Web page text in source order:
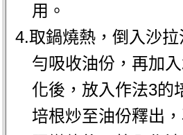
用。
4.取鍋燒熱，倒入沙
勻吸收油份，再加
化後，放入作法3的
培根炒至油份釋出